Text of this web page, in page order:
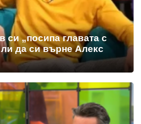
си „посипа главата с
да си върне Алекс